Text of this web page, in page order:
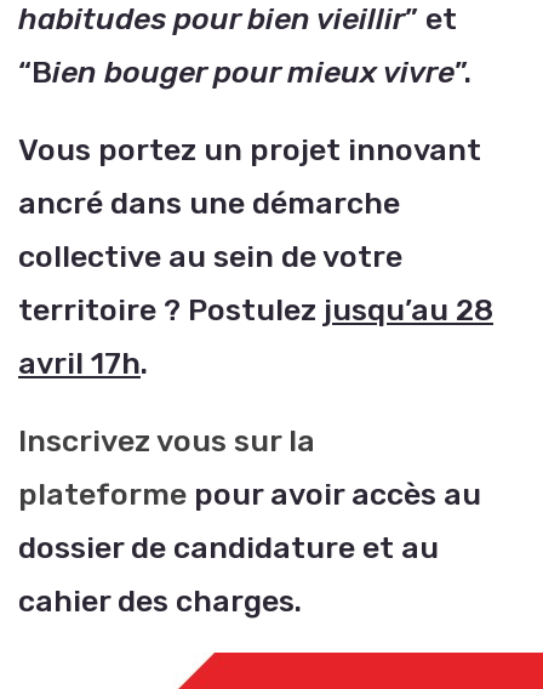
habitudes pour bien vieillir” et
“Bien bouger pour mieux vivre”.
Vous portez un projet innovant
ancré dans une démarche
collective au sein de votre
territoire ? Postulez jusqu’au 28
avril 17h.
Inscrivez vous sur la
plateforme pour avoir accès au
dossier de candidature et au
cahier des charges.